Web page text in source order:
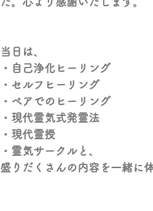
当日は、
・自己浄化ヒーリング
・セルフヒーリング
・ペアでのヒーリング
・現代霊気式発霊法
・現代霊授
・霊気サークルと、
盛りだくさんの内容を一緒に